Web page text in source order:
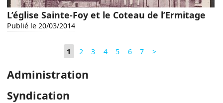
L’église Sainte-Foy et le Coteau de l’Ermitage
Publié le 20/03/2014
1 2 3 4 5 6 7 >
Administration
Syndication